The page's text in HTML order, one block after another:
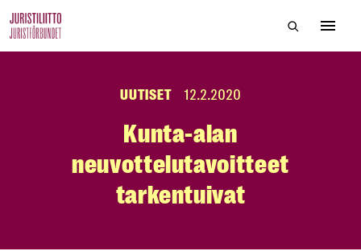
to
Hae
UUTISET 12.2.2020
Kunta-alan
neuvottelutavoitteet
tarkentuivat